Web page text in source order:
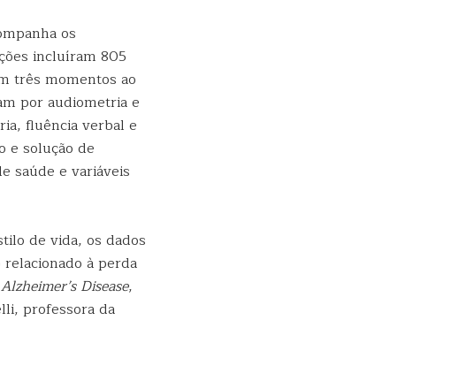
os
incluíram 805
três momentos ao
por audiometria e
fluência verbal e
e solução de
saúde e variáveis
de vida, os dados
à perda
Disease,
professora da